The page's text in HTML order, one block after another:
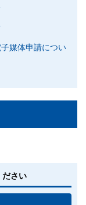
媒体申請につい
ださい